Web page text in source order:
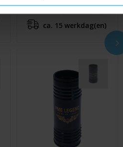
€ 8,15
ca. 15 werkdag(en)